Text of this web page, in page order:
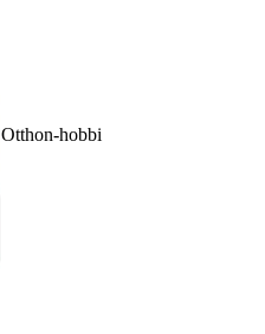
Otthon-hobbi